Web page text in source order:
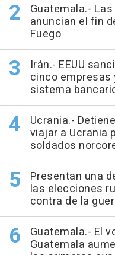
Guatemala.-
anuncian el fin
Fuego
Irán.- EEUU
cinco empresas
sistema
Ucrania.-
viajar a Ucrania
soldados
Presentan una
las elecciones
contra de la
Guatemala.- El
Guatemala